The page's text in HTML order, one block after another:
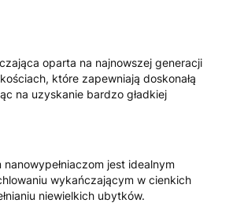
oparta na najnowszej generacji
które zapewniają doskonałą
na uzyskanie bardzo gładkiej
jest idealnym
wykańczającym w cienkich
niewielkich ubytków.